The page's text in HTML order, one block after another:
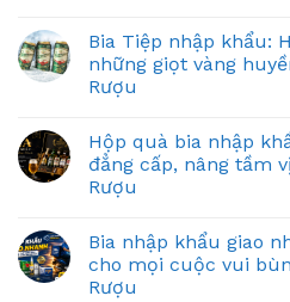
Bia Tiệp nhập khẩu:
những giọt vàng
Rượu
Hộp quà bia nhập
đẳng cấp, nâng tầm
Rượu
Bia nhập khẩu giao
cho mọi cuộc vui
Rượu